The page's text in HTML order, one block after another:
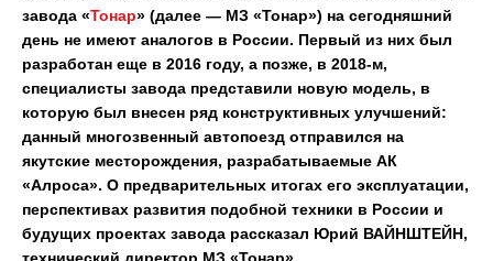
завода «Тонар» (далее — МЗ «Тонар») на сегодняшний
день не имеют аналогов в России. Первый из них был
разработан еще в 2016 году, а позже, в 2018-м,
специалисты завода представили новую модель, в
которую был внесен ряд конструктивных улучшений:
данный многозвенный автопоезд отправился на
якутские месторождения, разрабатываемые АК
«Алроса». О предварительных итогах его эксплуатации,
перспективах развития подобной техники в России и
будущих проектах завода рассказал Юрий ВАЙНШТЕЙН,